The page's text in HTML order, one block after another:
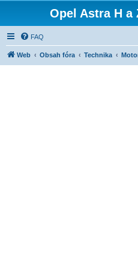
Opel Astra H a
FAQ
Web Obsah fóra Technika